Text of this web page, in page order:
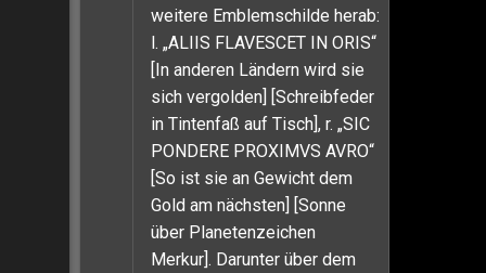
weitere Emblemschilde herab:
l. „ALIIS FLAVESCET IN ORIS“
[In anderen Ländern wird sie
sich vergolden] [Schreibfeder
in Tintenfaß auf Tisch], r. „SIC
PONDERE PROXIMVS AVRO“
[So ist sie an Gewicht dem
Gold am nächsten] [Sonne
über Planetenzeichen
Merkur]. Darunter über dem